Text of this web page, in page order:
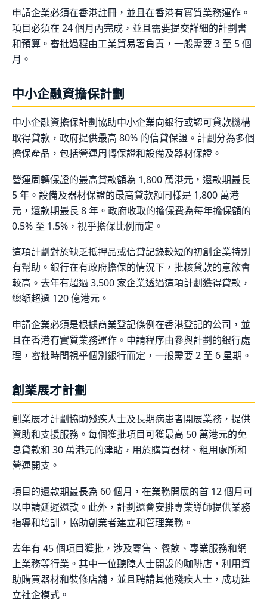
申請企業必須在香港註冊，並且在香港有實質業務運作。
項目必須在 24 個月內完成，並且需要提交詳細的計劃書
和預算。審批過程由工業貿易署負責，一般需要 3 至 5 個
月。
中小企融資擔保計劃
中小企融資擔保計劃協助中小企業向銀行或認可貸款機構
取得貸款，政府提供最高 80% 的信貸保證。計劃分為多個
擔保產品，包括營運周轉保證和設備及器材保證。
營運周轉保證的最高貸款額為 1,800 萬港元，還款期最長
5 年。設備及器材保證的最高貸款額同樣是 1,800 萬港
元，還款期最長 8 年。政府收取的擔保費為每年擔保額的
0.5% 至 1.5%，視乎擔保比例而定。
這項計劃對於缺乏抵押品或信貸記錄較短的初創企業特別
有幫助。銀行在有政府擔保的情況下，批核貸款的意欲會
較高。去年有超過 3,500 家企業透過這項計劃獲得貸款，
總額超過 120 億港元。
申請企業必須是根據商業登記條例在香港登記的公司，並
且在香港有實質業務運作。申請程序由參與計劃的銀行處
理，審批時間視乎個別銀行而定，一般需要 2 至 6 星期。
創業展才計劃
創業展才計劃協助殘疾人士及長期病患者開展業務，提供
資助和支援服務。每個獲批項目可獲最高 50 萬港元的免
息貸款和 30 萬港元的津貼，用於購買器材、租用處所和
營運開支。
項目的還款期最長為 60 個月，在業務開展的首 12 個月可
以申請延遲還款。此外，計劃還會安排專業導師提供業務
指導和培訓，協助創業者建立和管理業務。
去年有 45 個項目獲批，涉及零售、餐飲、專業服務和網
上業務等行業。其中一位聽障人士開設的咖啡店，利用資
助購買器材和裝修店舖，並且聘請其他殘疾人士，成功建
立社企模式。